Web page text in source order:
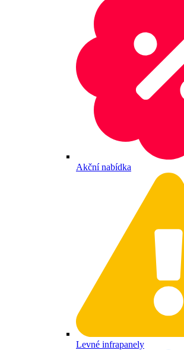
Akční nabídka
Levné infrapanely